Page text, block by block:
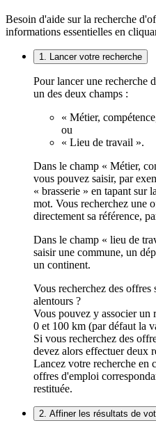
Besoin d'aide sur la recherche
informations essentielles en
1. Lancer votre recherche
Pour lancer une recherche
un des deux champs :
« Métier,
ou
« Lieu de travail ».
Dans le champ « Métier,
vous pouvez saisir, par
« brasserie » en tapant sur
mot. Vous recherchez une
directement sa référence,
Dans le champ « lieu de
saisir une commune, un
un continent.
Vous recherchez des offres
alentours ?
Vous pouvez y associer un
0 et 100 km (par défaut la
Si vous recherchez des
devez alors effectuer deux
Lancez votre recherche en
offres d'emploi
restituée.
2. Affiner les résultats de